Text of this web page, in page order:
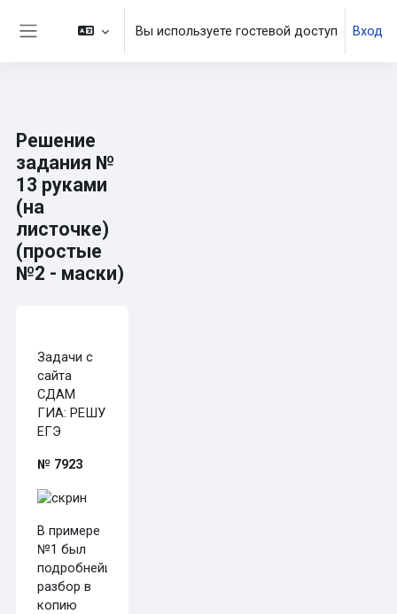
Перейти к основному содержанию
Вы используете гостевой доступ Вход
Решение
задания №
13 руками
(на
листочке)
(простые
№2 - маски)
Задачи с
сайта
СДАМ
ГИА: РЕШУ
ЕГЭ
№ 7923
В примере
№1 был
подробнейший
разбор в
копию